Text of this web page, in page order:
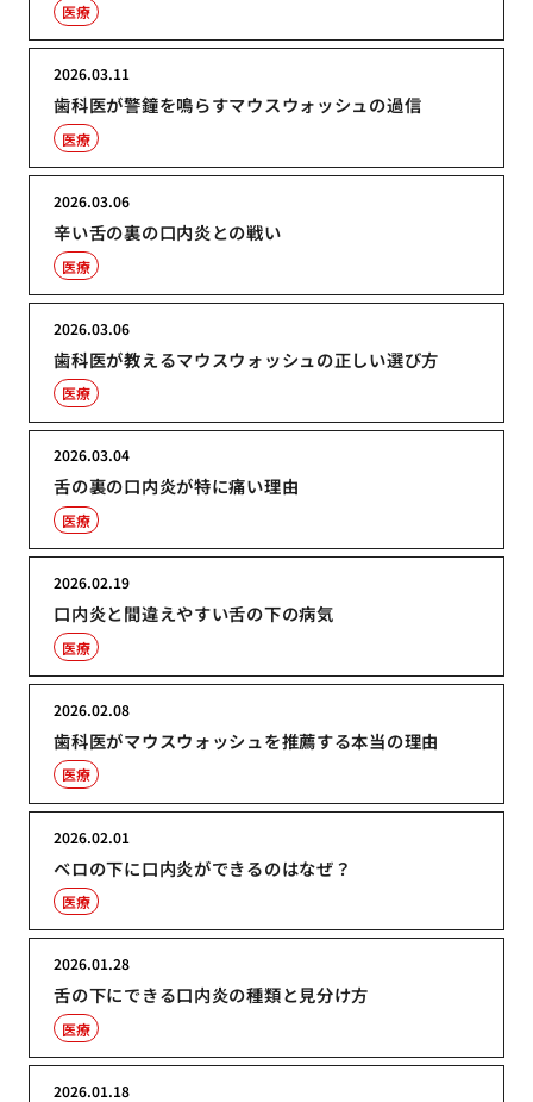
医療
歯科医が警鐘を鳴らすマウスウォッシュの過信
2026.03.11
医療
辛い舌の裏の口内炎との戦い
2026.03.06
医療
歯科医が教えるマウスウォッシュの正しい選び方
2026.03.06
医療
舌の裏の口内炎が特に痛い理由
2026.03.04
医療
口内炎と間違えやすい舌の下の病気
2026.02.19
医療
歯科医がマウスウォッシュを推薦する本当の理由
2026.02.08
医療
ベロの下に口内炎ができるのはなぜ？
2026.02.01
医療
舌の下にできる口内炎の種類と見分け方
2026.01.28
医療
2026.01.18